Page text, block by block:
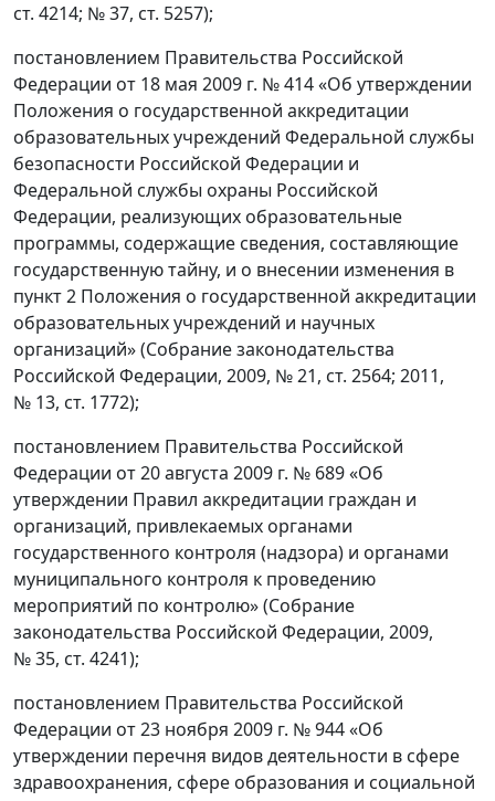
ст. 4214; № 37, ст. 5257);
постановлением Правительства Российской
Федерации от 18 мая 2009 г. № 414 «Об утверждении
Положения о государственной аккредитации
образовательных учреждений Федеральной службы
безопасности Российской Федерации и
Федеральной службы охраны Российской
Федерации, реализующих образовательные
программы, содержащие сведения, составляющие
государственную тайну, и о внесении изменения в
пункт 2 Положения о государственной аккредитации
образовательных учреждений и научных
организаций» (Собрание законодательства
Российской Федерации, 2009, № 21, ст. 2564; 2011,
№ 13, ст. 1772);
постановлением Правительства Российской
Федерации от 20 августа 2009 г. № 689 «Об
утверждении Правил аккредитации граждан и
организаций, привлекаемых органами
государственного контроля (надзора) и органами
муниципального контроля к проведению
мероприятий по контролю» (Собрание
законодательства Российской Федерации, 2009,
№ 35, ст. 4241);
постановлением Правительства Российской
Федерации от 23 ноября 2009 г. № 944 «Об
утверждении перечня видов деятельности в сфере
здравоохранения, сфере образования и социальной